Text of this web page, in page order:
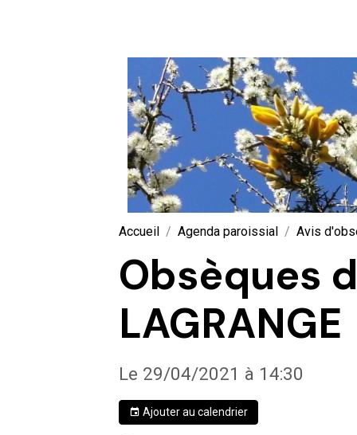
Accueil Agenda paroissial Avis
Obsèques
LAGRANGE
Le 29/04/2021 à 14:30
Ajouter au calendrier